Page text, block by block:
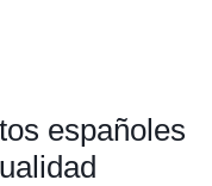
españoles